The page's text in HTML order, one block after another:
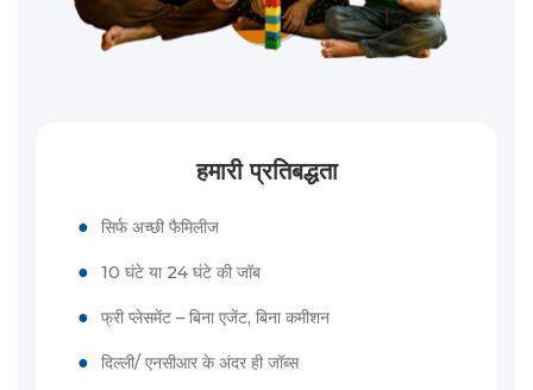
हमारी प्रतिबद्धता
● सिर्फ अच्छी फैमिलीज
● 10 घंटे या 24 घंटे की जॉब
● फ्री प्लेसमेंट – बिना एजेंट, बिना कमीशन
● दिल्ली/ एनसीआर के अंदर ही जॉब्स